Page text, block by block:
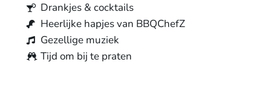
Drankjes & cocktails
Heerlijke hapjes van BBQChefZ
Gezellige muziek
Tijd om bij te praten